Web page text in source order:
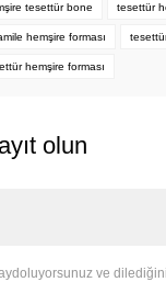
tesettür bone tesettür
hemşire forması
hemşire forması
olun
ve